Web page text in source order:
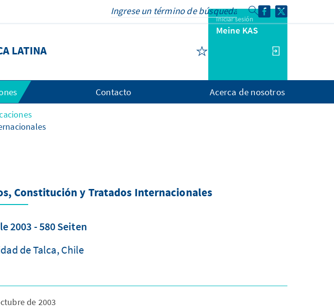
LATINA
Iniciar sesión
Meine KAS
Contacto Acerca de nosotros
Constitución y Tratados Internacionales
2003 - 580 Seiten
de Talca, Chile
de 2003